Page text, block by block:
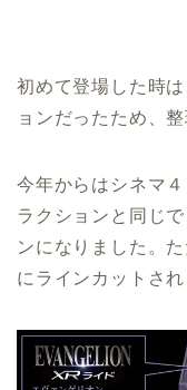
初めて登場した時
ョンだったため、
今年からはシネマ
ラクションと同じ
ンになりました。
にラインカットさ